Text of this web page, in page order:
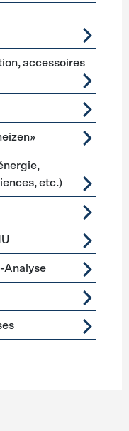
accessoires
etc.)
Analyse